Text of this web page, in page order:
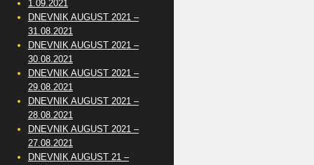
1.09.2021
DNEVNIK AUGUST 2021 –
31.08.2021
DNEVNIK AUGUST 2021 –
30.08.2021
DNEVNIK AUGUST 2021 –
29.08.2021
DNEVNIK AUGUST 2021 –
28.08.2021
DNEVNIK AUGUST 2021 –
27.08.2021
DNEVNIK AUGUST 21 –